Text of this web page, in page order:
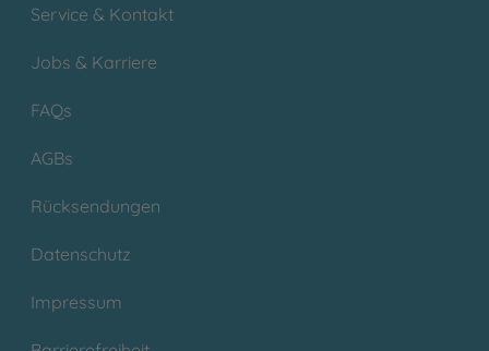
Service & Kontakt
Jobs & Karriere
FAQs
AGBs
Rücksendungen
Datenschutz
Impressum